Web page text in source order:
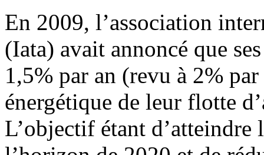
En 2009, l’association
(Iata) avait annoncé que
1,5% par an (revu à 2%
énergétique de leur flotte
L’objectif étant